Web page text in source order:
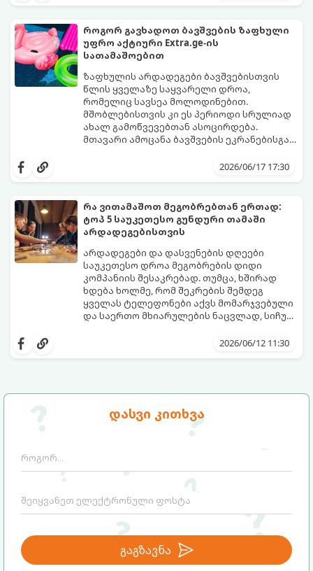
დასვი კითხვა
გაგზავნა
თქვენთვის ცხოვრების ამ ეტაპზე.
როგორ გავხადოთ ბავშვების ზაფხული
უფრო აქტიური Extra.ge-ის
სათამაშოებით
ზაფხულის არდადეგები ბავშვებისთვის
წლის ყველაზე საყვარელი დროა,
რომელიც სავსეა მოლოდინებით.
მშობლებისთვის კი ეს პერიოდი სრულიად
ახალ გამოწვევებთან ასოცირდება.
მთავარი ამოცანა ბავშვების ეკრანებისგან
მიმართვაა. მნიშვნელოვანია მათთვის
ჯანსაღი რუტინა დასვენების დღეებშიც
აუცილებელია.
მარკეტფლეისი საქართველოში,
დაგეხმარებათ. აქ ყველა ასაკისა და
ინტერესის მქონე ბავშვისთვის მოიძებნება
იდეალური გასართობი საშუალება.
2026/06/17 17:30
რა ვითამაშოთ მეგობრებთან ერთად:
ტოპ 5 საუკეთესო გუნდური თამაში
არდადეგებისთვის
არდადეგები და დასვენების დღეები
საუკეთესო დროა მეგობრების დიდი
კომპანიის შესაკრებად. თუმცა, ხშირად
ხდება ხოლმე, რომ შეკრების შემდეგ
ყველას ტელეფონები აქვს მომარჯვებული
და საერთო მხიარულების ნაცვლად, სიჩუმე
დასაღწევად და ნამდვილი, ცოცხალი
იუმორით სავსე აქტივობები მეგობრებს
თქვენს არდადეგებს ნამდვილ
2026/06/12 11:30